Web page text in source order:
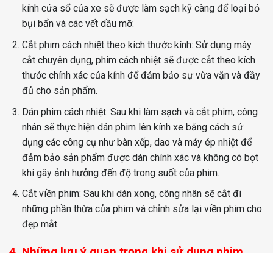
kính cửa sổ của xe sẽ được làm sạch kỹ càng để loại bỏ
bụi bẩn và các vết dầu mỡ.
Cắt phim cách nhiệt theo kích thước kính: Sử dụng máy
cắt chuyên dụng, phim cách nhiệt sẽ được cắt theo kích
thước chính xác của kính để đảm bảo sự vừa vặn và đầy
đủ cho sản phẩm.
Dán phim cách nhiệt: Sau khi làm sạch và cắt phim, công
nhân sẽ thực hiện dán phim lên kính xe bằng cách sử
dụng các công cụ như bàn xếp, dao và máy ép nhiệt để
đảm bảo sản phẩm được dán chính xác và không có bọt
khí gây ảnh hưởng đến độ trong suốt của phim.
Cắt viền phim: Sau khi dán xong, công nhân sẽ cắt đi
những phần thừa của phim và chỉnh sửa lại viền phim cho
đẹp mắt.